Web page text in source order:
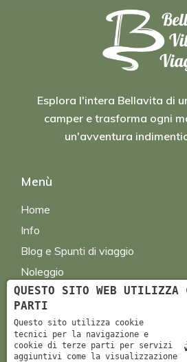
Esplora l'intera Bellavita di
camper e trasforma ogni
un'avventura
Menù
Home
Info
Blog e Spunti di viaggio
Noleggio
Richiedi preventivo
Informazioni
QUESTO SITO WEB UTILIZZA
PARTI
Questo sito utilizza cookie
tecnici per la navigazione e
cookie di terze parti per servizi
aggiuntivi come la visualizzazione